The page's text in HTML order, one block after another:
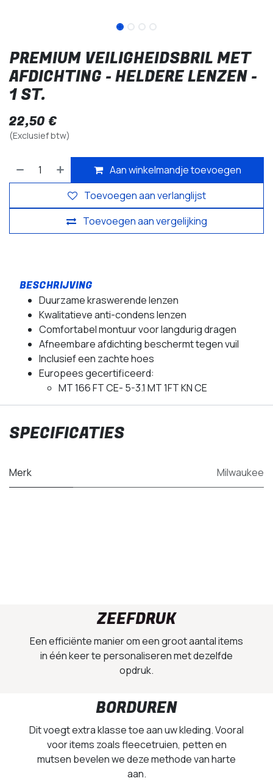
PREMIUM VEILIGHEIDSBRIL MET
AFDICHTING - HELDERE LENZEN -
1 ST.
22,50 €
(Exclusief btw)
Aan winkelmandje toevoegen
Toevoegen aan vergelijking
Toevoegen aan verlanglijst
Duurzame kraswerende lenzen
Kwalitatieve anti-condens lenzen
Comfortabel montuur voor langdurig dragen
Afneembare afdichting beschermt tegen vuil
Inclusief een zachte hoes
Europees gecertificeerd:
MT 166 FT CE- 5-3.1 MT 1FT KN CE
SPECIFICATIES
Merk Milwaukee
ZEEFDRUK
Een efficiënte manier om een groot aantal items
in één keer te personaliseren met dezelfde
opdruk.
BORDUREN
Dit voegt extra klasse toe aan uw kleding. Vooral
voor items zoals fleecetruien, petten en
mutsen bevelen we deze methode van harte
aan.